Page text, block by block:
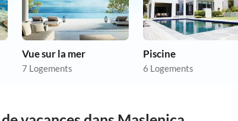
Vue sur la mer
7 Logements
Piscine
6 Logements